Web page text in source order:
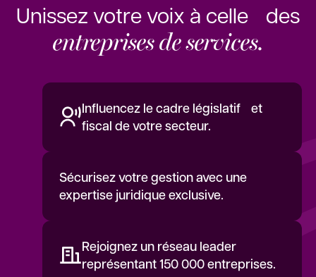
Unissez votre voix à celle des
entreprises de services.
Influencez le cadre législatif et
fiscal de votre secteur.
Sécurisez votre gestion avec une
expertise juridique exclusive.
Rejoignez un réseau leader
représentant 150 000 entreprises.